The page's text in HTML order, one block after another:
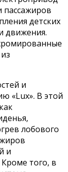
пассажиров
детских
движения.
и
«Lux». В этой
лобового
и
того, в